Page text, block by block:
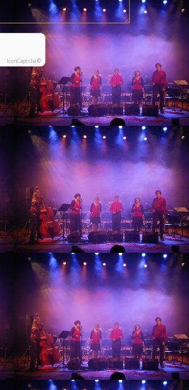
IconCaptcha ©